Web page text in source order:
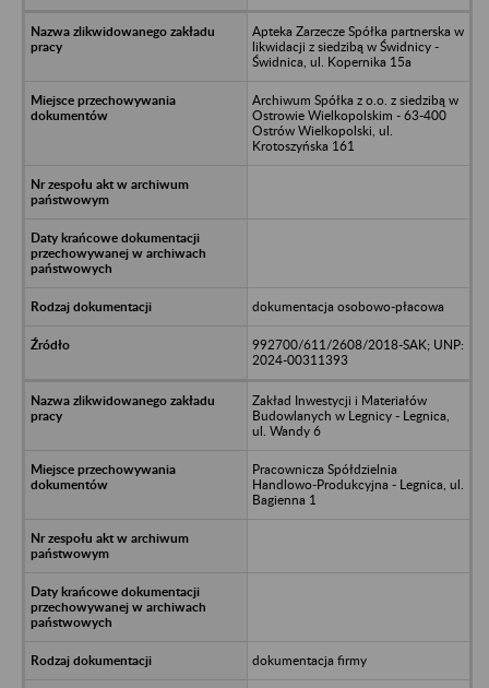
Apteka Zarzecze Spółka partnerska w
likwidacji z siedzibą w Świdnicy -
Świdnica, ul. Kopernika 15a
Archiwum Spółka z o.o. z siedzibą w
Ostrowie Wielkopolskim - 63-400
Ostrów Wielkopolski, ul.
Krotoszyńska 161
dokumentacja osobowo-płacowa
992700/611/2608/2018-SAK; UNP:
2024-00311393
Zakład Inwestycji i Materiałów
Budowlanych w Legnicy - Legnica,
ul. Wandy 6
Pracownicza Spółdzielnia
Handlowo-Produkcyjna - Legnica, ul.
Bagienna 1
dokumentacja firmy